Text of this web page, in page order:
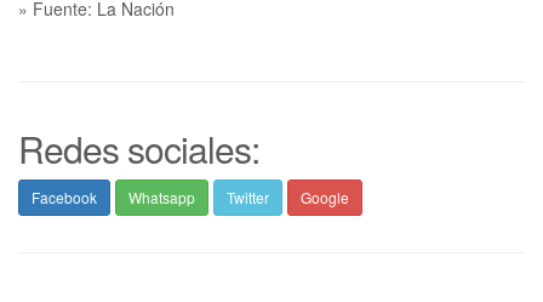
» Fuente: La Nación
Redes sociales:
Facebook Whatsapp Twitter Google